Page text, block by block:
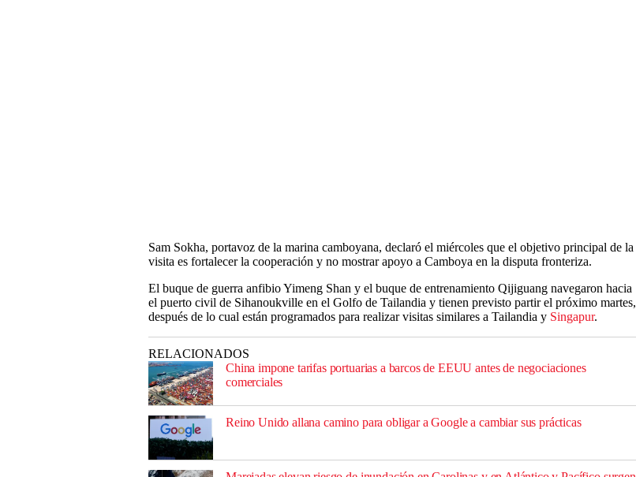
Sam Sokha, portavoz de la marina camboyana, declaró el miércoles que el objetivo principal de la
visita es fortalecer la cooperación y no mostrar apoyo a Camboya en la disputa fronteriza.
El buque de guerra anfibio Yimeng Shan y el buque de entrenamiento Qijiguang navegaron hacia
el puerto civil de Sihanoukville en el Golfo de Tailandia y tienen previsto partir el próximo martes,
después de lo cual están programados para realizar visitas similares a Tailandia y Singapur.
RELACIONADOS
China impone tarifas portuarias a barcos de EEUU antes de negociaciones
comerciales
Reino Unido allana camino para obligar a Google a cambiar sus prácticas